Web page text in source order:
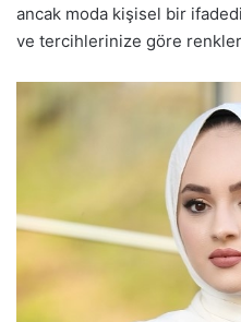
ancak moda kişisel bir
ve tercihlerinize göre